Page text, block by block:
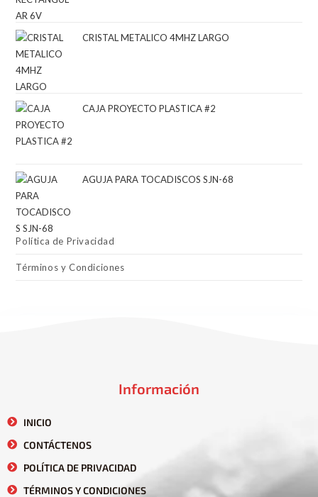
CRISTAL METALICO 4MHZ LARGO
CAJA PROYECTO PLASTICA #2
AGUJA PARA TOCADISCOS SJN-68
Política de Privacidad
Términos y Condiciones
Información
INICIO
CONTÁCTENOS
POLÍTICA DE PRIVACIDAD
TÉRMINOS Y CONDICIONES